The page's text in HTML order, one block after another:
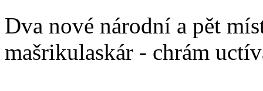
Dva nové národní a pět
mašrikulaskár - chrám